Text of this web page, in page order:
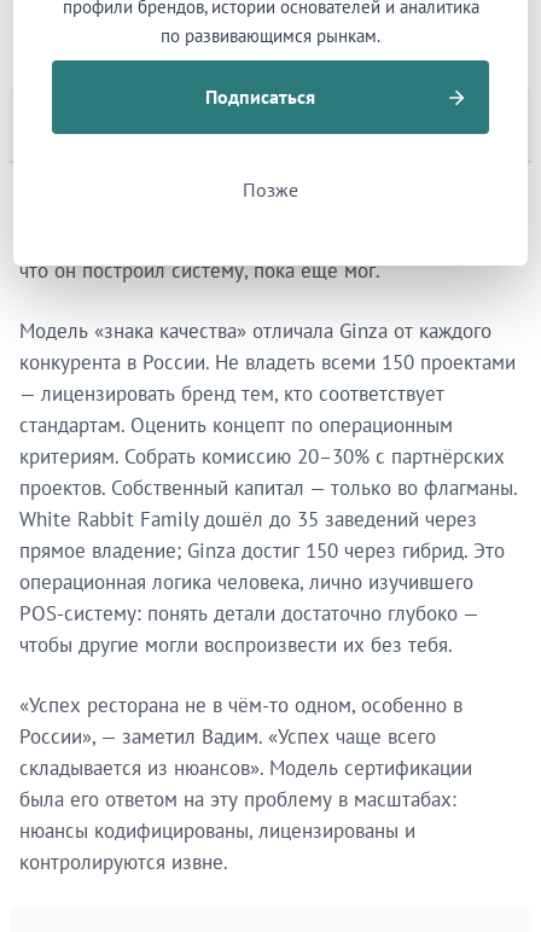
из Ленинграда построил концепты, перенёсшие
русскую культурную память в две мировые столицы.
Система за масштабом
что он построил систему, пока ещё мог.
Модель «знака качества» отличала Ginza от каждого
конкурента в России. Не владеть всеми 150 проектами
— лицензировать бренд тем, кто соответствует
стандартам. Оценить концепт по операционным
критериям. Собрать комиссию 20–30% с партнёрских
проектов. Собственный капитал — только во флагманы.
White Rabbit Family дошёл до 35 заведений через
прямое владение; Ginza достиг 150 через гибрид. Это
операционная логика человека, лично изучившего
POS-систему: понять детали достаточно глубоко —
чтобы другие могли воспроизвести их без тебя.
«Успех ресторана не в чём-то одном, особенно в
России», — заметил Вадим. «Успех чаще всего
складывается из нюансов». Модель сертификации
была его ответом на эту проблему в масштабах:
нюансы кодифицированы, лицензированы и
контролируются извне.
профили брендов, истории основателей и аналитика
по развивающимся рынкам.
Подписаться
Позже